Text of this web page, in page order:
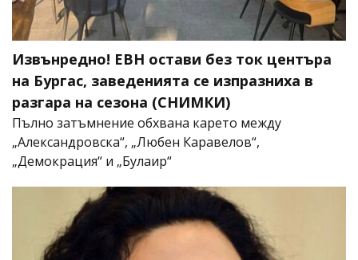
Извънредно! ЕВН остави без ток центъра
на Бургас, заведенията се изпразниха в
разгара на сезона (СНИМКИ)
Пълно затъмнение обхвана карето между
„Александровска“, „Любен Каравелов“,
„Демокрация“ и „Булаир“